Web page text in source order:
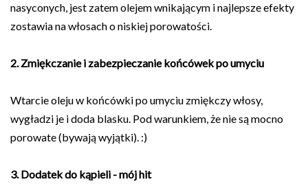
nasyconych, jest zatem olejem wnikającym i najlepsze efekty
zostawia na włosach o niskiej porowatości.
2. Zmiękczanie i zabezpieczanie końcówek po umyciu
Wtarcie oleju w końcówki po umyciu zmiękczy włosy,
wygładzi je i doda blasku. Pod warunkiem, że nie są mocno
porowate (bywają wyjątki). :)
3. Dodatek do kąpieli - mój hit